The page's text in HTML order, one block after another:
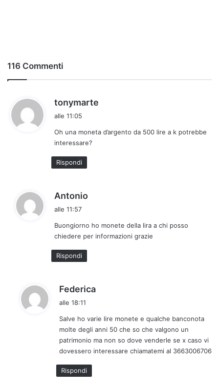
116 Commenti
tonymarte
e
alle 11:05
Oh una moneta d’argento da 500 lire a k potrebbe
interessare?
Rispondi
Antonio
e
t
alle 11:57
Buongiorno ho monete della lira a chi posso
chiedere per informazioni grazie
Rispondi
Federica
e
t
t
o
alle 18:11
Salve ho varie lire monete e qualche banconota
molte degli anni 50 che so che valgono un
patrimonio ma non so dove venderle se x caso vi
dovessero interessare chiamatemi al 3663006706
Rispondi